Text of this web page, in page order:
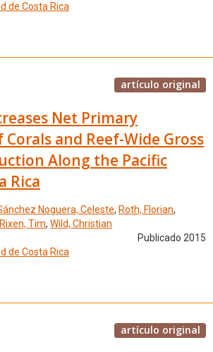
de Costa Rica
artículo original
Net Primary
and Reef-Wide Gross
Along the Pacific
Rica
Noguera, Celeste, Roth, Florian,
Rixen, Tim, Wild, Christian
Publicado 2015
de Costa Rica
artículo original